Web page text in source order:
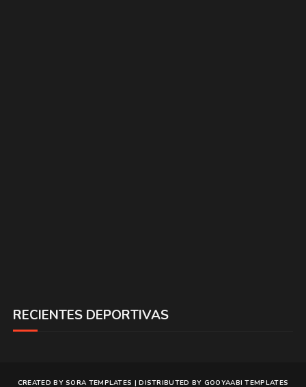
RECIENTES DEPORTIVAS
CREATED BYSORA TEMPLATES | DISTRIBUTED BY GOOYAABI TEMPLATES